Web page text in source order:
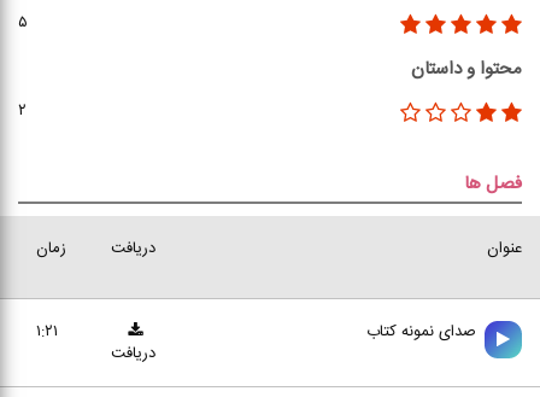
۵
محتوا و داستان
۲
فصل ها
عنوان زمان دریافت
صدای نمونه کتاب
۱:۲۱
دریافت